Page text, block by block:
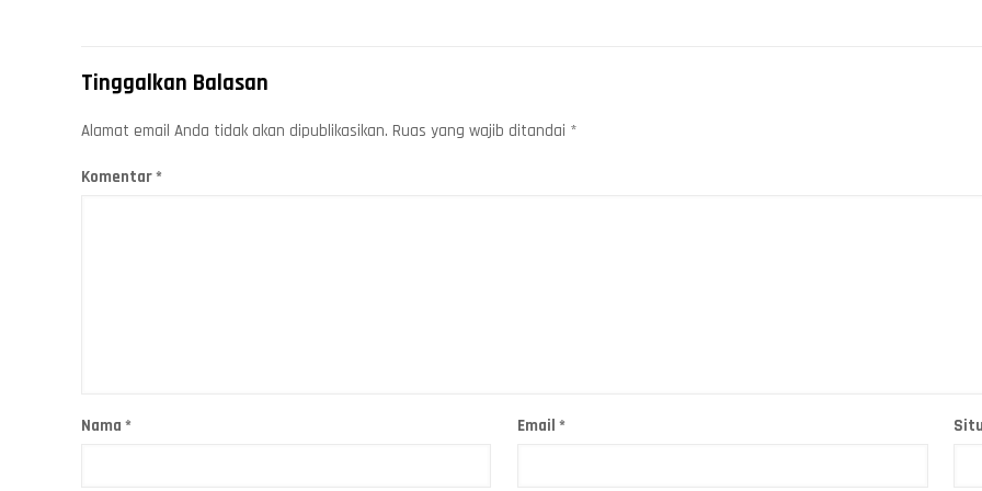
Tinggalkan Balasan
Alamat email Anda tidak akan dipublikasikan. Ruas yang wajib ditandai *
Komentar*
Nama* Email*